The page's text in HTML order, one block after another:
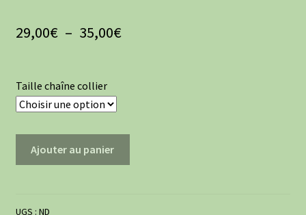
29,00€ – 35,00€Plage
à
Taille chaîne collier
en
Ajouter au panier
UGS : ND